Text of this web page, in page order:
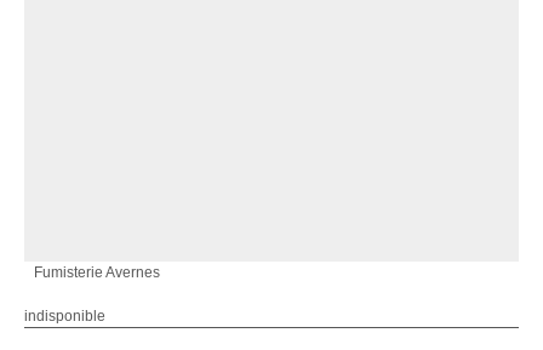
Fumisterie Avernes
indisponible